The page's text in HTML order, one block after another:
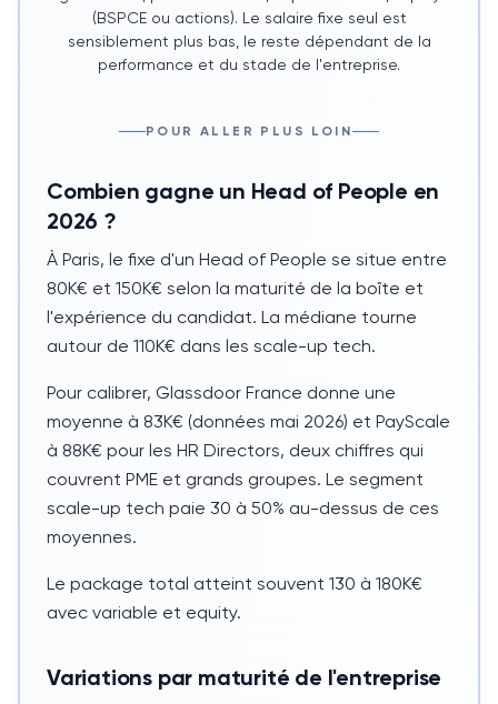
(BSPCE ou actions). Le salaire fixe seul est
sensiblement plus bas, le reste dépendant de la
performance et du stade de l'entreprise.
POUR ALLER PLUS LOIN
Combien gagne un Head of People en
2026 ?
À Paris, le fixe d'un Head of People se situe entre
80K€ et 150K€ selon la maturité de la boîte et
l'expérience du candidat. La médiane tourne
autour de 110K€ dans les scale-up tech.
Pour calibrer, Glassdoor France donne une
moyenne à 83K€ (données mai 2026) et PayScale
à 88K€ pour les HR Directors, deux chiffres qui
couvrent PME et grands groupes. Le segment
scale-up tech paie 30 à 50% au-dessus de ces
moyennes.
Le package total atteint souvent 130 à 180K€
avec variable et equity.
Variations par maturité de l'entreprise